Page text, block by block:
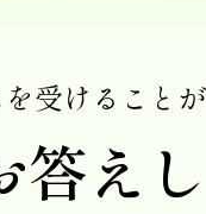
受けることが
えし